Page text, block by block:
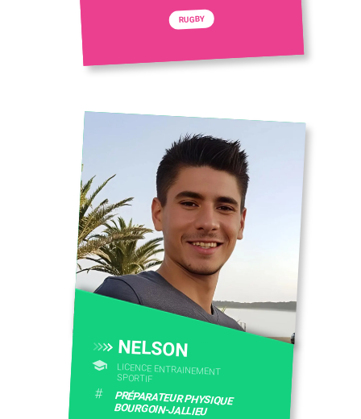
RUGBY
NELSON
LICENCE ENTRAINEMENT
SPORTIF
# PRÉPARATEUR PHYSIQUE
BOURGOIN-JALLIEU